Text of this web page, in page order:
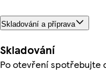
Skladování a příprava
Skladování
Po otevření spotřebujte